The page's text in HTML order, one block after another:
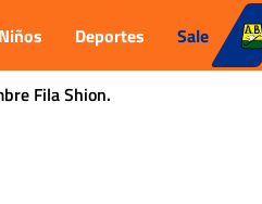
Niños Deportes Sale
Fila Shion.